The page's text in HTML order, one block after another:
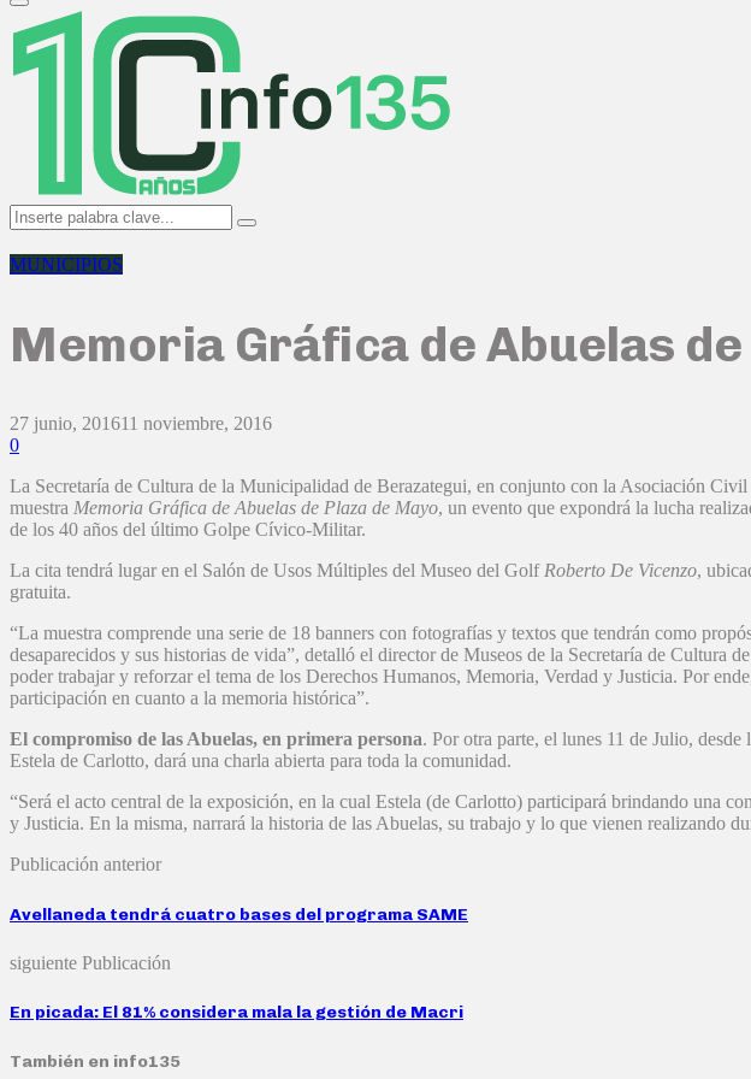
Primary
Menu
Search
for:
Search
MUNICIPIOS
Memoria Gráfica de Abuelas
27 junio, 201611 noviembre, 2016
0
La Secretaría de Cultura de la Municipalidad de Berazategui, en conjunto con la Asociación
muestra Memoria Gráfica de Abuelas de Plaza de Mayo, un evento que expondrá la lucha
de los 40 años del último Golpe Cívico-Militar.
La cita tendrá lugar en el Salón de Usos Múltiples del Museo del Golf Roberto De Vicenzo,
gratuita.
“La muestra comprende una serie de 18 banners con fotografías y textos que tendrán como
desaparecidos y sus historias de vida”, detalló el director de Museos de la Secretaría de Cultura
poder trabajar y reforzar el tema de los Derechos Humanos, Memoria, Verdad y Justicia. Por
participación en cuanto a la memoria histórica”.
El compromiso de las Abuelas, en primera persona. Por otra parte, el lunes 11 de Julio,
Estela de Carlotto, dará una charla abierta para toda la comunidad.
“Será el acto central de la exposición, en la cual Estela (de Carlotto) participará brindando una
y Justicia. En la misma, narrará la historia de las Abuelas, su trabajo y lo que vienen realizando
Publicación anterior
Avellaneda tendrá cuatro bases del programa SAME
siguiente Publicación
En picada: El 81% considera mala la gestión de Macri
También en info135